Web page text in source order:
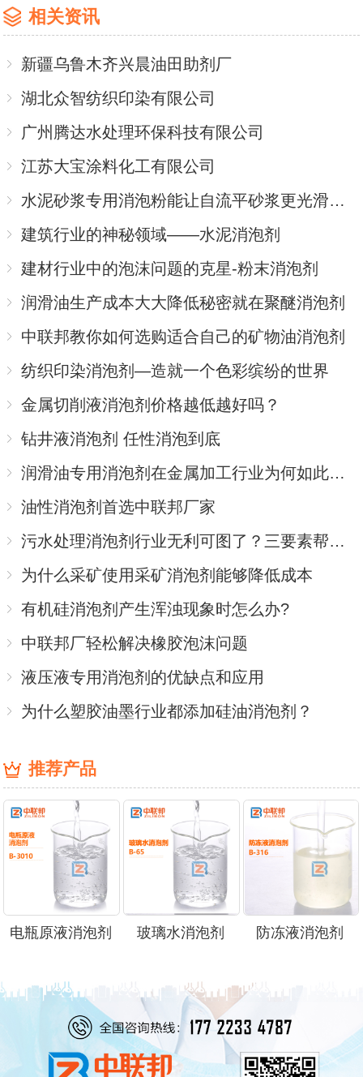
相关资讯
新疆乌鲁木齐兴晨油田助剂厂
湖北众智纺织印染有限公司
广州腾达水处理环保科技有限公司
江苏大宝涂料化工有限公司
水泥砂浆专用消泡粉能让自流平砂浆更光滑更长寿吗
建筑行业的神秘领域——水泥消泡剂
建材行业中的泡沫问题的克星-粉末消泡剂
润滑油生产成本大大降低秘密就在聚醚消泡剂
中联邦教你如何选购适合自己的矿物油消泡剂
纺织印染消泡剂—造就一个色彩缤纷的世界
金属切削液消泡剂价格越低越好吗？
钻井液消泡剂 任性消泡到底
润滑油专用消泡剂在金属加工行业为何如此受捧？
油性消泡剂首选中联邦厂家
污水处理消泡剂行业无利可图了？三要素帮你赢回主场
为什么采矿使用采矿消泡剂能够降低成本
有机硅消泡剂产生浑浊现象时怎么办?
中联邦厂轻松解决橡胶泡沫问题
液压液专用消泡剂的优缺点和应用
为什么塑胶油墨行业都添加硅油消泡剂？
推荐产品
电瓶原液消泡剂 玻璃水消泡剂 防冻液消泡剂